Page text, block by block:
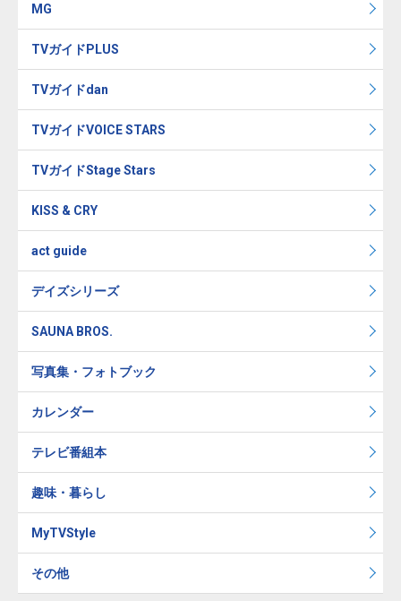
MG
TVガイドPLUS
TVガイドdan
TVガイドVOICE STARS
TVガイドStage Stars
KISS & CRY
act guide
デイズシリーズ
SAUNA BROS.
写真集・フォトブック
カレンダー
テレビ番組本
趣味・暮らし
MyTVStyle
その他